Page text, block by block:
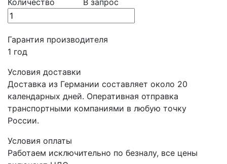
Количество
В запрос
Гарантия производителя
1 год
Условия доставки
Доставка из Германии составляет около 20
календарных дней. Оперативная отправка
транспортными компаниями в любую точку
России.
Условия оплаты
Работаем исключительно по безналу, все цены